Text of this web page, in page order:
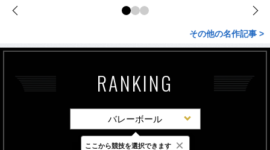
その他の名作記事 >
RANKING
バレーボール
ここから競技を選択できます ×